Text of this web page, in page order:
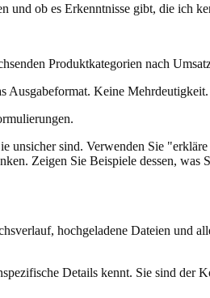
und ob es Erkenntnisse gibt, die ich
Produktkategorien nach
Ausgabeformat. Keine Mehrdeutigkeit.
sind. Verwenden Sie
Zeigen Sie Beispiele dessen,
hochgeladene Dateien und
Details kennt. Sie sind